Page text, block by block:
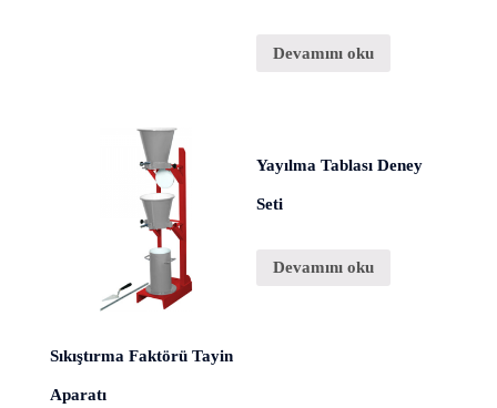
Devamını oku
Sıkıştırma Faktörü Tayin
Aparatı
Yayılma Tablası Deney
Seti
Devamını oku